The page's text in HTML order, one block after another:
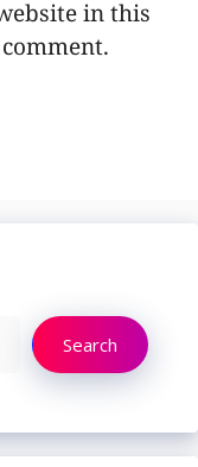
in this
Search